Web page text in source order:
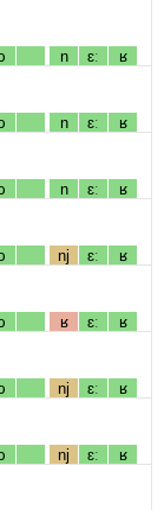
n ɛː ʁ
n ɛː ʁ
n ɛː ʁ
nj ɛː ʁ
ʁ ɛː ʁ
nj ɛː ʁ
nj ɛː ʁ